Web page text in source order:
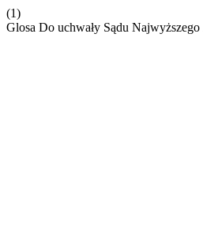
(1)
Glosa Do uchwały Sądu